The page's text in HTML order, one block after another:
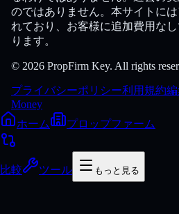
のではありません。本サイトに
れており、お客様に追加費用な
ります。
© 2026 PropFirm Key. All rights
プライバシーポリシー利用規約
Money
ホーム
プロップファーム
比較 ツール もっと見る